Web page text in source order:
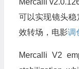
可以实现镜头
效转场，电影调
Mercalli V2